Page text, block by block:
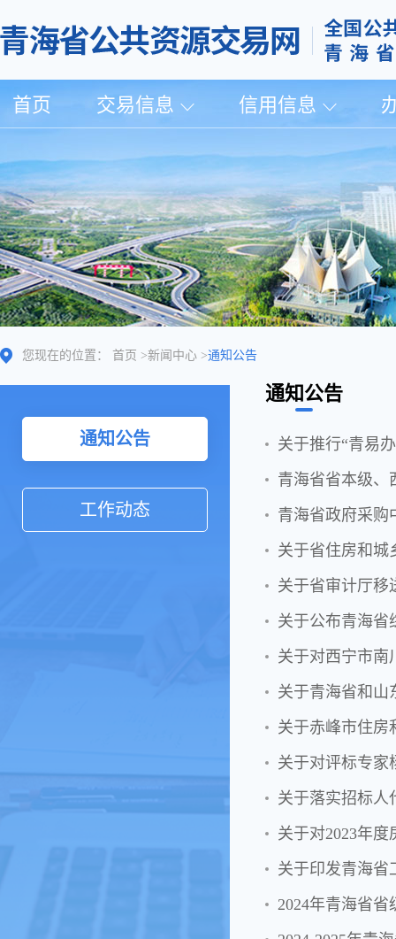
首页 交易信息 信用信息
您现在的位置： 首页 >新闻中心 >通知公告
通知公告
工作动态
通知公告
关于推行“青易
青海省省本级、
关于公布青海省
关于对西宁市南
关于青海省和山
关于赤峰市住房
关于对评标专家
关于落实招标人
关于印发青海省
2024年青海省